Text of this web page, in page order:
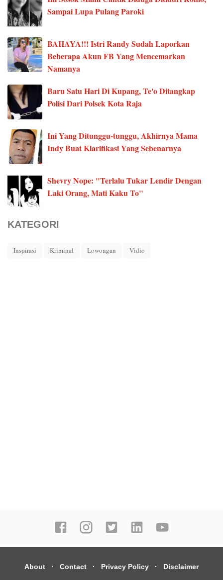
Sampai Lupa Pulang Paroki
BAHAYA!!! Istri Randy Sudah Laporkan
Beberapa Akun FB Yang Mencemarkan
Namanya
Baru Satu Hari Di Kupang, Te'o Ditangkap
Polisi Dari Polsek Kota Raja
Ini Yang Ditunggu-tunggu, Akhirnya Mama
Indy Buat Klarifikasi Yang Sebenarnya
Shevry Nope: "Terlalu Tukar Lendir Dengan
Laki Orang, Mati Kaku To"
KATEGORI
Inspirasi Kriminal Lowongan Vidio
About Contact Privacy Policy Disclaimer